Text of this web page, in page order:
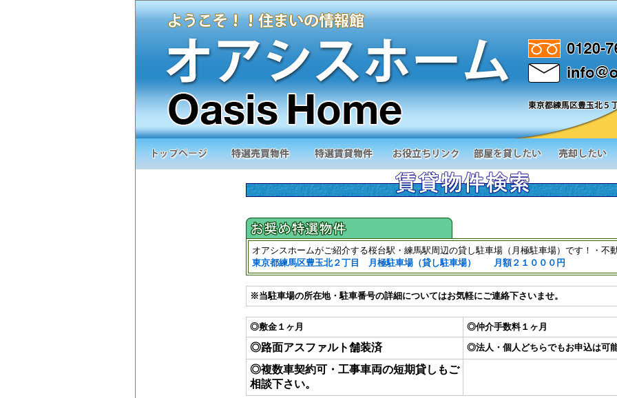
オアシスホームがご紹介する桜台駅・練馬駅周辺の貸し駐車場（月極駐車場）です！・不
東京都練馬区豊玉北２丁目 月極駐車場（貸し駐車場） 月額２１０００円
※当駐車場の所在地・駐車番号の詳細についてはお気軽にご連絡下さいませ。
◎敷金１ヶ月 ◎仲介手数料１ヶ月
◎路面アスファルト舗装済 ◎法人・個人どちらでもお申込は可
◎複数車契約可・工事車両の短期貸しもご
相談下さい。